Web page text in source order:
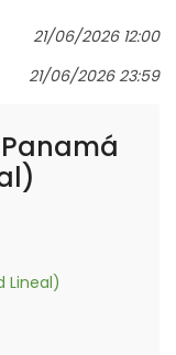
21/06/2026 12:00
21/06/2026 23:59
Lineal)